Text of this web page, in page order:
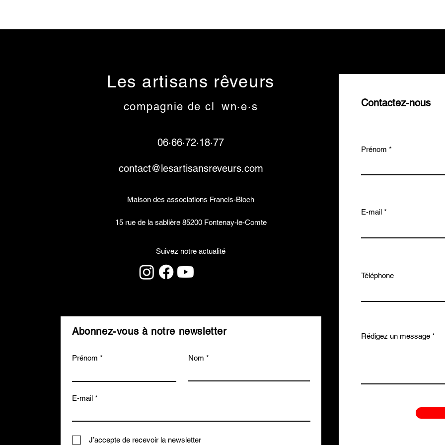
Les artisans rêveurs
compagnie de cl wn·e·s
06·66·72·18·77
contact@lesartisansreveurs.com
Maison des associations Francis-Bloch
15 rue de la sablière 85200 Fontenay-le-Comte
Suivez notre actualité
Abonnez-vous à notre newsletter
Prénom Nom
E-mail
J’accepte de recevoir la newsletter
Contactez-nous
Prénom
E-mail
Téléphone
Rédigez un message